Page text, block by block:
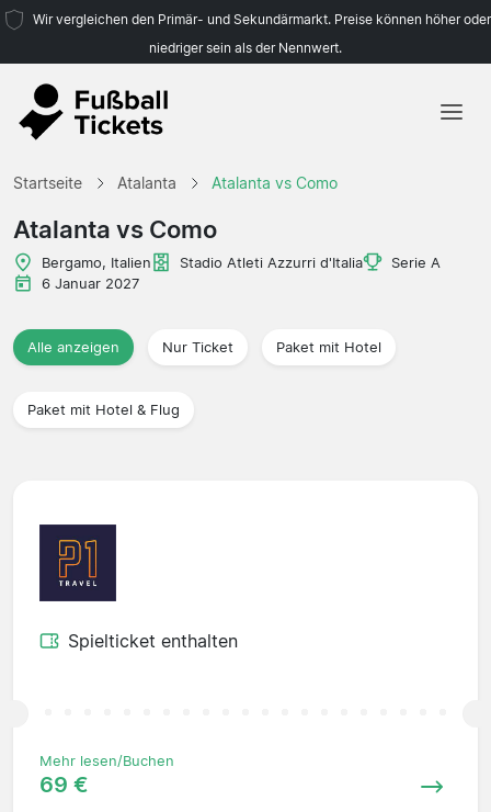
Wir vergleichen den Primär- und Sekundärmarkt. Preise können höher oder
niedriger sein als der Nennwert.
Startseite Atalanta Atalanta vs Como
Atalanta vs Como
Bergamo, Italien Stadio Atleti Azzurri d'Italia
Serie A
6 Januar 2027
Alle anzeigen Nur Ticket Paket mit Hotel
Paket mit Hotel & Flug
Spielticket enthalten
Mehr lesen/Buchen
69 €